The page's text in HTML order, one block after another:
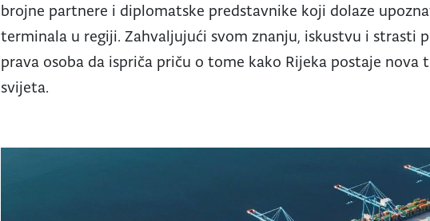
brojne partnere i diplomatske predstavnike koji dolaze
terminala u regiji. Zahvaljujući svom znanju, iskustvu i strasti
prava osoba da ispriča priču o tome kako Rijeka postaje nova
svijeta.